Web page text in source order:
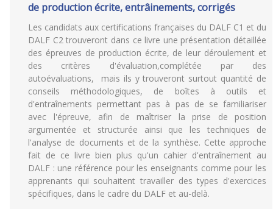
de production écrite, entrâinements, corrigés
Les candidats aux certifications françaises du DALF C1 et du
DALF C2 trouveront dans ce livre une présentation détaillée
des épreuves de production écrite, de leur déroulement et
des critères d'évaluation,complétée par des
autoévaluations, mais ils y trouveront surtout quantité de
conseils méthodologiques, de boîtes à outils et
d'entraînements permettant pas à pas de se familiariser
avec l'épreuve, afin de maîtriser la prise de position
argumentée et structurée ainsi que les techniques de
l'analyse de documents et de la synthèse. Cette approche
fait de ce livre bien plus qu'un cahier d'entraînement au
DALF : une référence pour les enseignants comme pour les
apprenants qui souhaitent travailler des types d'exercices
spécifiques, dans le cadre du DALF et au-delà.